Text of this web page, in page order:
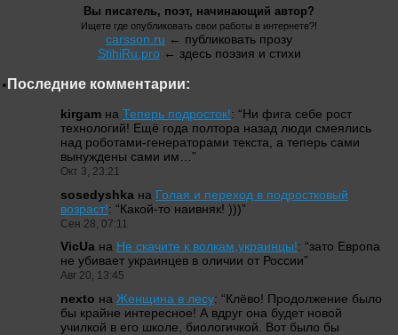
Вы писатель, поэт, начинающий автор?
Ищете где опубликовать свои работы в интернете?!
carsson.ru ← публиковать прозу
StihiRu.pro ← здесь поэзия и стихи
Последние комментарии:
kirgam на Теперь подросток!: “Ни фига себе рост
технологий! Ещё года полтора назад люди смеялись
над роботами-генераторами текста, а теперь сами
вынуждены сами им… ”
Окт 3, 23:21
sosedyshka на Голая и переход в подростковый
возраст!: “Какой-то наивняк! )))”
Сен 28, 07:11
VicUa на Не скачите к волкам,украинцы!: “зато Европа
не убивает украинцев в оличии от России”
Авг 20, 13:45
nexto на Женщина в лесу: “Клёво! Продолжение было
бы крайне интересное! А вдруг она будет новой
училкой в его школе, биологичкой. Вот было бы